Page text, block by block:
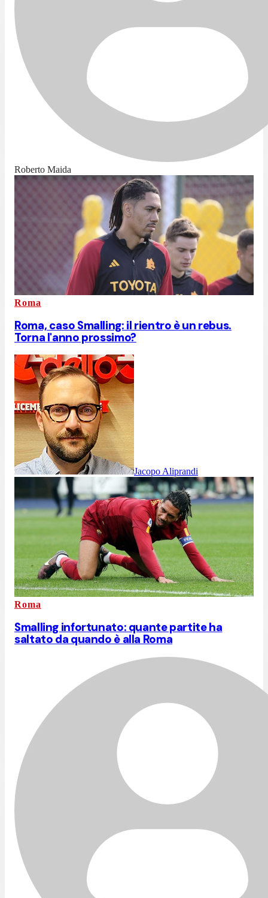
Roberto Maida
Roma
Roma, caso Smalling: il rientro è un rebus.
Torna l'anno prossimo?
Jacopo Aliprandi
Roma
Smalling infortunato: quante partite ha
saltato da quando è alla Roma